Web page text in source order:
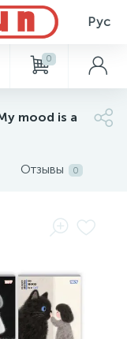
Рус
0
mood is a
Отзывы 0